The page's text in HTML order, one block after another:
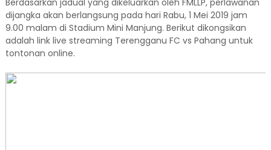
Berdasarkan jadual yang dikeluarkan oleh FMLLP, perlawanan
dijangka akan berlangsung pada hari Rabu, 1 Mei 2019 jam
9.00 malam di Stadium Mini Manjung. Berikut dikongsikan
adalah link live streaming Terengganu FC vs Pahang untuk
tontonan online.